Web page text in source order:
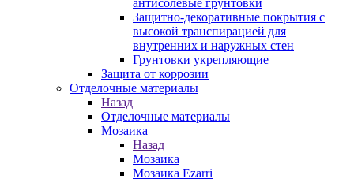
антисолевые грунтовки
Защитно-декоративные покрытия с
высокой транспирацией для
внутренних и наружных стен
Грунтовки укрепляющие
Защита от коррозии
Отделочные материалы
Назад
Отделочные материалы
Мозаика
Назад
Мозаика
Мозаика Ezarri